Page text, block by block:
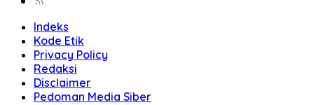
Indeks
Kode Etik
Privacy Policy
Redaksi
Disclaimer
Pedoman Media Siber